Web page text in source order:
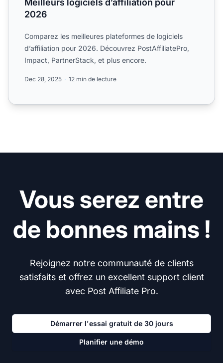
2026
Comparez les meilleures plateformes de logiciels
d’affiliation pour 2026. Découvrez PostAffiliatePro,
Impact, PartnerStack, et plus encore.
Dec 28, 2025 12 min de lecture
Vous serez entre
de bonnes mains !
Rejoignez notre communauté de clients
satisfaits et offrez un excellent support client
avec Post Affiliate Pro.
Démarrer l'essai gratuit de 30 jours
Planifier une démo